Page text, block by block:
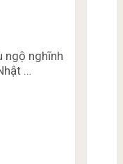
ngộ nghĩnh
…